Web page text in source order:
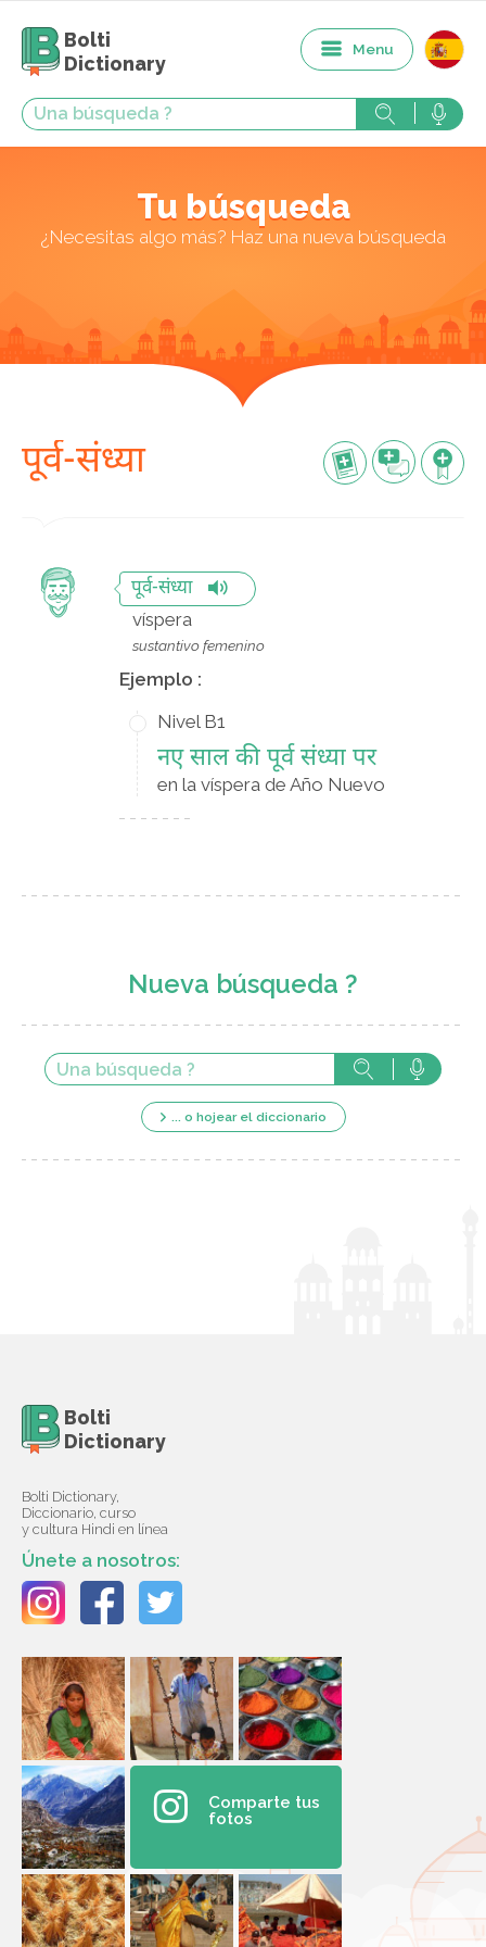
Bolti
Dictionary
Menu
Tu búsqueda
¿Necesitas algo más? Haz una nueva búsqueda
पूर्व-संध्या
पूर्व-संध्या
víspera
sustantivo femenino
Ejemplo :
Nivel B1
नए साल की पूर्व संध्या पर
en la víspera de Año Nuevo
Nueva búsqueda ?
... o hojear el diccionario
Bolti
Dictionary
Bolti Dictionary,
Diccionario, curso
y cultura Hindi en línea
Únete a nosotros:
Comparte tus
fotos